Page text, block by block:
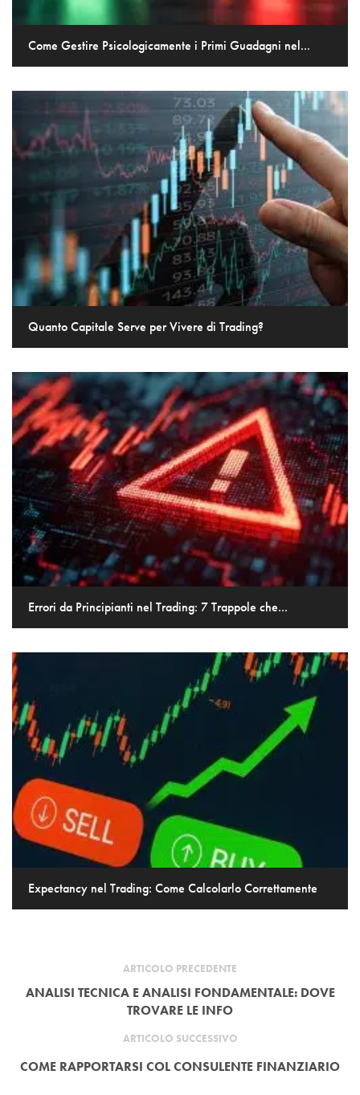
Come Gestire Psicologicamente i Primi Guadagni nel...
Quanto Capitale Serve per Vivere di Trading?
Errori da Principianti nel Trading: 7 Trappole che...
Expectancy nel Trading: Come Calcolarlo Correttamente
ARTICOLO PRECEDENTE
ANALISI TECNICA E ANALISI FONDAMENTALE: DOVE
TROVARE LE INFO
ARTICOLO SUCCESSIVO
COME RAPPORTARSI COL CONSULENTE FINANZIARIO